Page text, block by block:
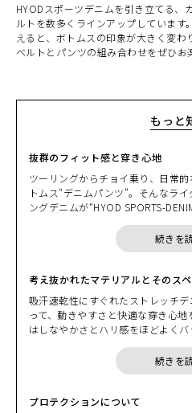
HYODスポーツデニムを引き立てる、
ルトを数多くラインアップしていま
えると、ボトムスの印象が大きく変わ
ベルトとパンツの組み合わせをぜひお
もっと
抜群のフィット感と穿き心地
ツーリングからチョイ乗り、日常
トムス“デニムパンツ”。そんなラ
ングデニムが“HYOD SPORTS-
イキング。とにかく穿きやすいと
ています。バイクに跨った際の“腰
能にするサイズ感と一般のデニムで
グス（股下の長さ）は、実際に走
心地を実現しています。
続きを
考え抜かれたマテリアルとそのス
吸汗速乾性にすぐれたストレッチ
って、動きやすさと快適な穿き心
はしなやかさとハリ感をほどよく
もサラサラ感をキープします。春
太陽が降り注ぐ酷暑まで、どんな
続きを
プロテクションについて